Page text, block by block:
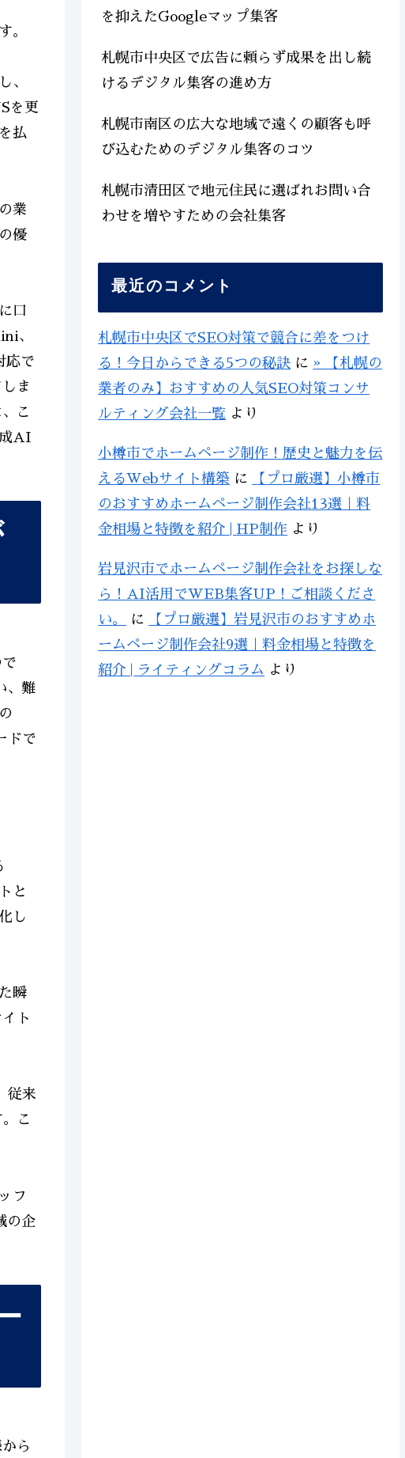
。
、
を更
払
業
優
口
、
応で
ま
こ
成AI
、難
ドで
と
し
瞬
ト
従来
こ
フ
の企
ら
を抑えたGoogleマップ集客
札幌市中央区で広告に頼らず成果を出し続
けるデジタル集客の進め方
札幌市南区の広大な地域で遠くの顧客も呼
び込むためのデジタル集客のコツ
札幌市清田区で地元住民に選ばれお問い合
わせを増やすための会社集客
最近のコメント
札幌市中央区でSEO対策で競合に差をつけ
る！今日からできる5つの秘訣 に » 【札幌の
業者のみ】おすすめの人気SEO対策コンサ
ルティング会社一覧 より
小樽市でホームページ制作！歴史と魅力を伝
えるWebサイト構築 に
【プロ厳選】小樽市
のおすすめホームページ制作会社13選｜料
金相場と特徴を紹介 | HP制作 より
岩見沢市でホームページ制作会社をお探しな
ら！AI活用でWEB集客UP！ご相談くださ
い。
に
【プロ厳選】岩見沢市のおすすめホ
ームページ制作会社9選｜料金相場と特徴を
紹介 | ライティングコラム より